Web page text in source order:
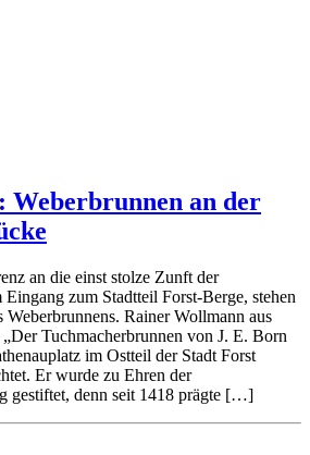
Weberbrunnen an der
an die einst stolze Zunft der
zum Stadtteil Forst-Berge, stehen
Weberbrunnens. Rainer Wollmann aus
Tuchmacherbrunnen von J. E. Born
im Ostteil der Stadt Forst
Er wurde zu Ehren der
gestiftet, denn seit 1418 prägte […]